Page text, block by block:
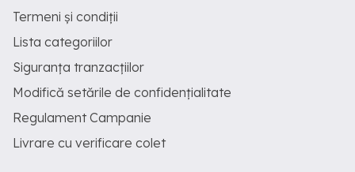
Termeni și condiții
Lista categoriilor
Siguranța tranzacțiilor
Modifică setările de confidențialitate
Regulament Campanie
Livrare cu verificare colet